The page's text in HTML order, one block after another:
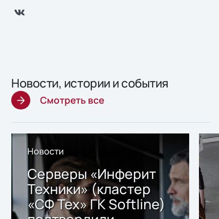
Новости, истории и события
Смотреть все
Новости
Серверы «Инферит
Техники» (кластер
«СФ Тех» ГК Softline)